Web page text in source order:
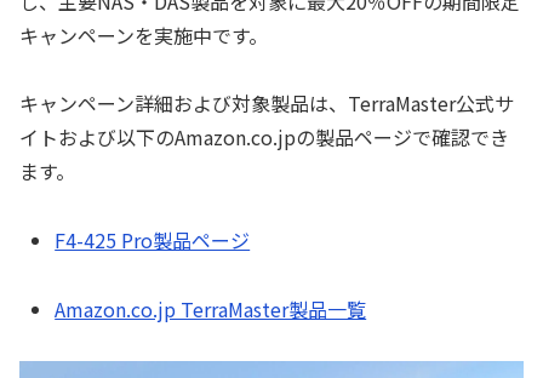
キャンペーンを実施中です。
キャンペーン詳細および対象製品は、TerraMaster公式サ
イトおよび以下のAmazon.co.jpの製品ページで確認でき
ます。
F4-425 Pro製品ページ
Amazon.co.jp TerraMaster製品一覧